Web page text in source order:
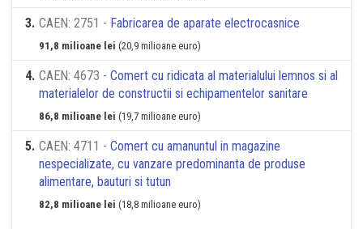
3. CAEN: 2751 - Fabricarea de aparate electrocasnice
91,8 milioane lei (20,9 milioane euro)
4. CAEN: 4673 - Comert cu ridicata al materialului lemnos si al
materialelor de constructii si echipamentelor sanitare
86,8 milioane lei (19,7 milioane euro)
5. CAEN: 4711 - Comert cu amanuntul in magazine
nespecializate, cu vanzare predominanta de produse
alimentare, bauturi si tutun
82,8 milioane lei (18,8 milioane euro)